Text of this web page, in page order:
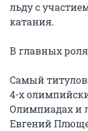
льду с
катания.
В главных
Самый
4-х
Олимпиадах и
Евгений